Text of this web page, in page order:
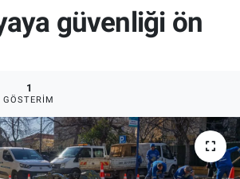
güvenliği ön
1
GÖSTERIM
Durumu ve Fikstür